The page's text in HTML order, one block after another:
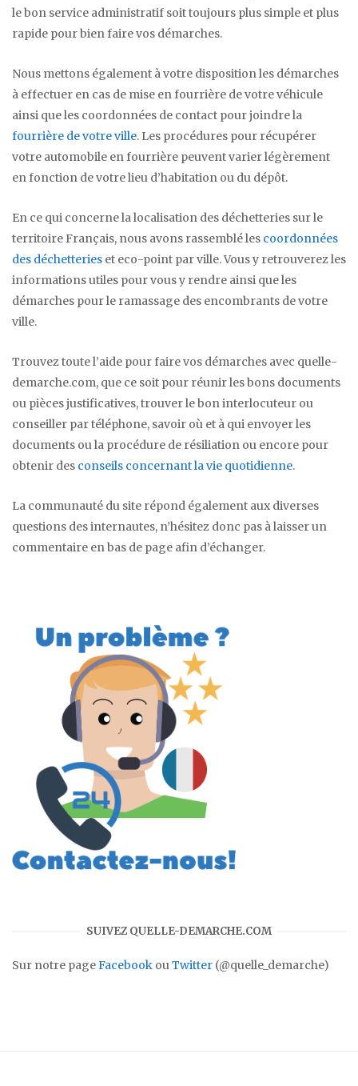
le bon service administratif soit toujours plus simple et plus
rapide pour bien faire vos démarches.
Nous mettons également à votre disposition les démarches
à effectuer en cas de mise en fourrière de votre véhicule
ainsi que les coordonnées de contact pour joindre la
fourrière de votre ville. Les procédures pour récupérer
votre automobile en fourrière peuvent varier légèrement
en fonction de votre lieu d’habitation ou du dépôt.
En ce qui concerne la localisation des déchetteries sur le
territoire Français, nous avons rassemblé les coordonnées
des déchetteries et eco-point par ville. Vous y retrouverez les
informations utiles pour vous y rendre ainsi que les
démarches pour le ramassage des encombrants de votre
ville.
Trouvez toute l’aide pour faire vos démarches avec quelle-
demarche.com, que ce soit pour réunir les bons documents
ou pièces justificatives, trouver le bon interlocuteur ou
conseiller par téléphone, savoir où et à qui envoyer les
documents ou la procédure de résiliation ou encore pour
obtenir des conseils concernant la vie quotidienne.
La communauté du site répond également aux diverses
questions des internautes, n’hésitez donc pas à laisser un
commentaire en bas de page afin d’échanger.
SUIVEZ QUELLE-DEMARCHE.COM
Sur notre pageFacebook ouTwitter (@quelle_demarche)